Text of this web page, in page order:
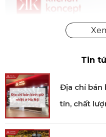
Tin
Địa chỉ bán
tín, chất